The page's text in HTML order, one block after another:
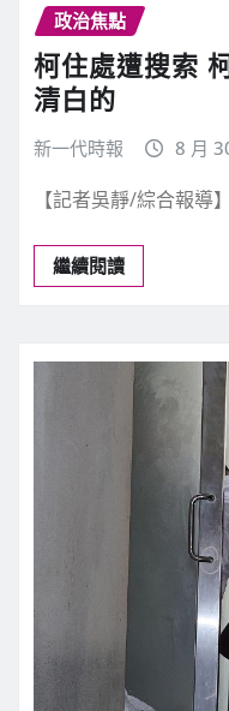
政治焦點
柯住處遭搜索
清白的
新一代時報 8 月
【記者吳靜/綜合報導
繼續閱讀